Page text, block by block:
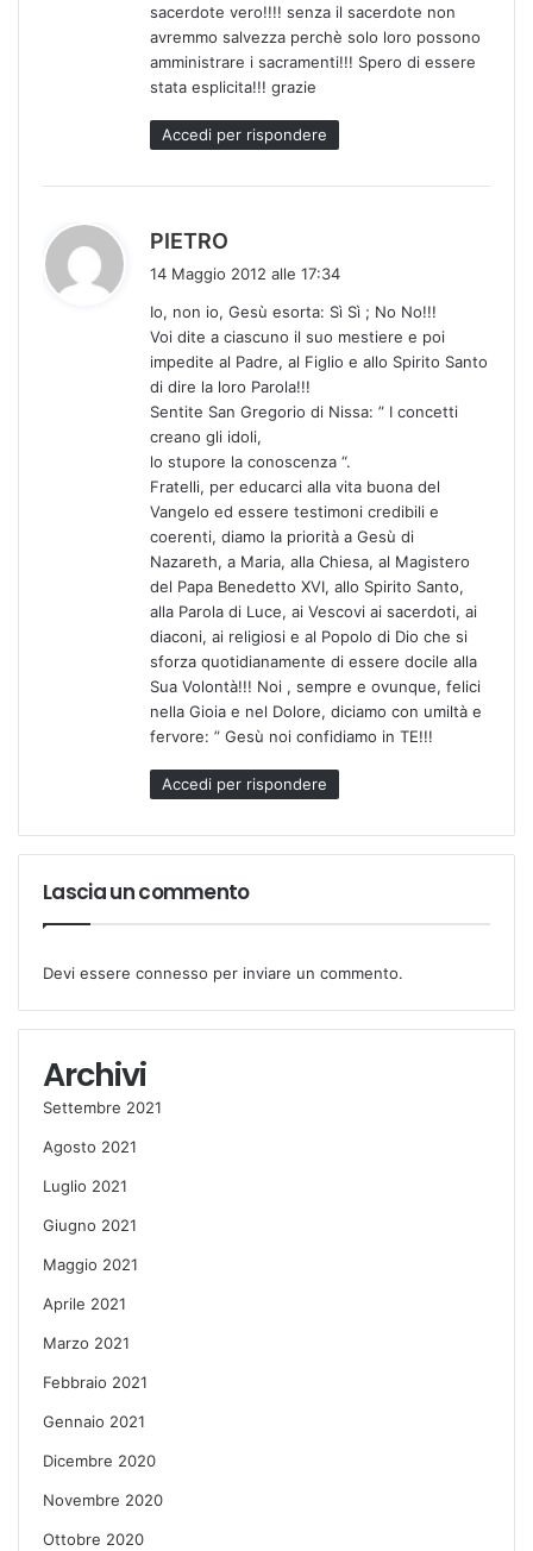
sacerdote vero!!!! senza il sacerdote non
avremmo salvezza perchè solo loro possono
amministrare i sacramenti!!! Spero di essere
stata esplicita!!! grazie
Accedi per rispondere
PIETRO
e
t
t
:
14 Maggio 2012 alle 17:34
Io, non io, Gesù esorta: Sì Sì ; No No!!!
Voi dite a ciascuno il suo mestiere e poi
impedite al Padre, al Figlio e allo Spirito Santo
di dire la loro Parola!!!
Sentite San Gregorio di Nissa: ” I concetti
creano gli idoli,
lo stupore la conoscenza “.
Fratelli, per educarci alla vita buona del
Vangelo ed essere testimoni credibili e
coerenti, diamo la priorità a Gesù di
Nazareth, a Maria, alla Chiesa, al Magistero
del Papa Benedetto XVI, allo Spirito Santo,
alla Parola di Luce, ai Vescovi ai sacerdoti, ai
diaconi, ai religiosi e al Popolo di Dio che si
sforza quotidianamente di essere docile alla
Sua Volontà!!! Noi , sempre e ovunque, felici
nella Gioia e nel Dolore, diciamo con umiltà e
fervore: ” Gesù noi confidiamo in TE!!!
Accedi per rispondere
Lascia un commento
Devi essere connesso per inviare un commento.
Archivi
Settembre 2021
Agosto 2021
Luglio 2021
Giugno 2021
Maggio 2021
Aprile 2021
Marzo 2021
Febbraio 2021
Gennaio 2021
Dicembre 2020
Novembre 2020
Ottobre 2020